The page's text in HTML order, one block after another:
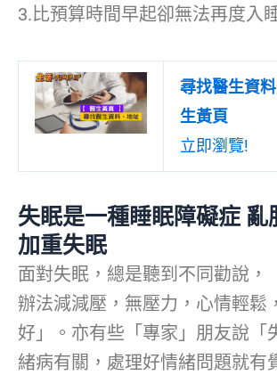
3.比預算時間早起卻無法再度入
尋找醫生資
生黃頁
立即瀏覽!
失眠是一種睡眠障礙症 亂
加重失眠
面對失眠，總是聽到不同勸說，
辦法減減壓，無壓力，心情輕鬆
好」。亦有些「專家」朋友說「
緒病有關，處理好情緒問題就有